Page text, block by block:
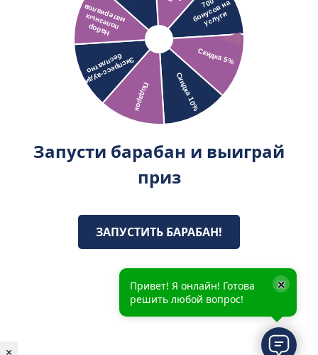
Запусти барабан и выиграй
приз
ЗАПУСТИТЬ БАРАБАН!
×
Привет! Я онлайн! Готова
решить любой вопрос!
×